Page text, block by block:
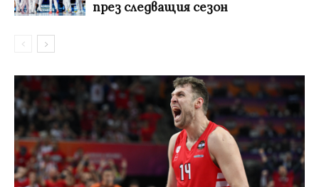
през следващия сезон